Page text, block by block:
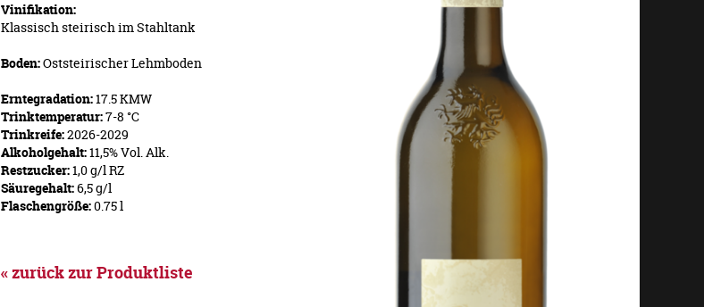
Vinifikation:
Klassisch steirisch im Stahltank
Boden:Oststeirischer Lehmboden
Erntegradation:17.5 KMW
Trinktemperatur:7-8 °C
Trinkreife:2026-2029
Alkoholgehalt:11,5% Vol. Alk.
Restzucker:1,0 g/l RZ
Säuregehalt:6,5 g/l
Flaschengröße:0.75 l
« zurück zur Produktliste